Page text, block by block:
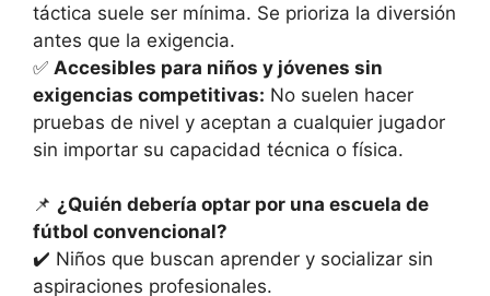
táctica suele ser mínima. Se prioriza la diversión
antes que la exigencia.
✅ Accesibles para niños y jóvenes sin
exigencias competitivas: No suelen hacer
pruebas de nivel y aceptan a cualquier jugador
sin importar su capacidad técnica o física.
📌 ¿Quién debería optar por una escuela de
fútbol convencional?
✔️ Niños que buscan aprender y socializar sin
aspiraciones profesionales.